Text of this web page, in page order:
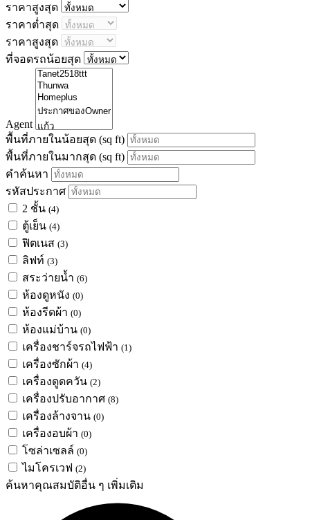
ราคาสูงสุด
ราคาต่ำสุด
ราคาสูงสุด
ที่จอดรถน้อยสุด
Agent
พื้นที่ภายในน้อยสุด (sq ft)
พื้นที่ภายในมากสุด (sq ft)
คำค้นหา
รหัสประกาศ
2 ชั้น (4)
ตู้เย็น (4)
ฟิตเนส (3)
ลิฟท์ (3)
สระว่ายน้ำ (6)
ห้องดูหนัง (0)
ห้องรีดผ้า (0)
ห้องแม่บ้าน (0)
เครื่องชาร์จรถไฟฟ้า (1)
เครื่องซักผ้า (4)
เครื่องดูดควัน (2)
เครื่องปรับอากาศ (8)
เครื่องล้างจาน (0)
เครื่องอบผ้า (0)
โซล่าเซลล์ (0)
ไมโครเวฟ (2)
ค้นหาคุณสมบัติอื่น ๆ เพิ่มเติม